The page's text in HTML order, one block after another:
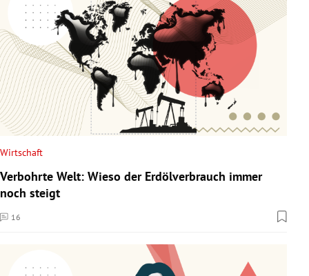
Wirtschaft
Verbohrte Welt: Wieso der Erdölverbrauch immer
noch steigt
16
Kommentare